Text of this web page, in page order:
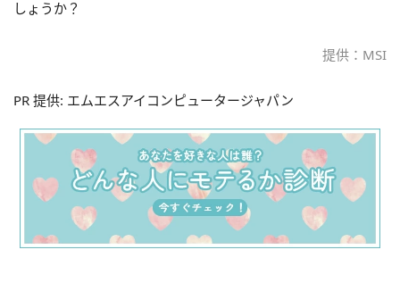
しょうか？
提供：MSI
PR 提供: エムエスアイコンピュータージャパン